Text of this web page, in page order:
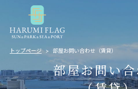
トップページ 部屋お問い合わせ（賃貸）
部屋お問い